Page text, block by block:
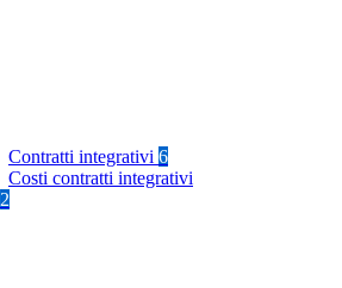
Contratti integrativi 6
Costi contratti integrativi
2